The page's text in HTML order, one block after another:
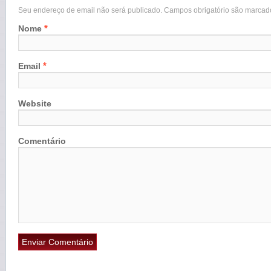
Seu endereço de email não será publicado. Campos obrigatório são
Nome *
Email *
Website
Comentário